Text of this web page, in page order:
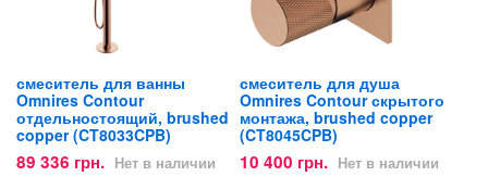
смеситель для ванны
Omnires Contour
отдельностоящий, brushed
copper (CT8033CPB)
89 336 грн. Нет в наличии
смеситель для душа
Omnires Contour скрытого
монтажа, brushed copper
(CT8045CPB)
10 400 грн. Нет в наличии